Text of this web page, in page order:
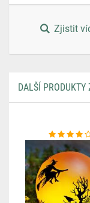
Zjistit
DALŠÍ PRODUKTY